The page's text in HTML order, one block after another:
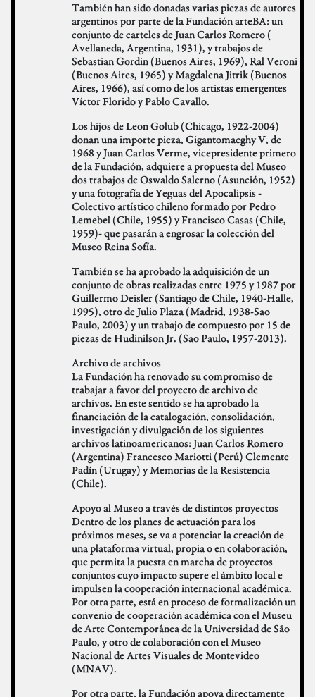
También han sido donadas varias piezas de autores
argentinos por parte de la Fundación arteBA: un
conjunto de carteles de Juan Carlos Romero (
Avellaneda, Argentina, 1931), y trabajos de
Sebastian Gordin (Buenos Aires, 1969), Ral Veroni
(Buenos Aires, 1965) y Magdalena Jitrik (Buenos
Aires, 1966), así como de los artistas emergentes
Víctor Florido y Pablo Cavallo.
Los hijos de Leon Golub (Chicago, 1922-2004)
donan una importe pieza, Gigantomacghy V, de
1968 y Juan Carlos Verme, vicepresidente primero
de la Fundación, adquiere a propuesta del Museo
dos trabajos de Oswaldo Salerno (Asunción, 1952)
y una fotografía de Yeguas del Apocalipsis -
Colectivo artístico chileno formado por Pedro
Lemebel (Chile, 1955) y Francisco Casas (Chile,
1959)- que pasarán a engrosar la colección del
Museo Reina Sofía.
También se ha aprobado la adquisición de un
conjunto de obras realizadas entre 1975 y 1987 por
Guillermo Deisler (Santiago de Chile, 1940-Halle,
1995), otro de Julio Plaza (Madrid, 1938-Sao
Paulo, 2003) y un trabajo de compuesto por 15 de
piezas de Hudinilson Jr. (Sao Paulo, 1957-2013).
Archivo de archivos
La Fundación ha renovado su compromiso de
trabajar a favor del proyecto de archivo de
archivos. En este sentido se ha aprobado la
financiación de la catalogación, consolidación,
investigación y divulgación de los siguientes
archivos latinoamericanos: Juan Carlos Romero
(Argentina) Francesco Mariotti (Perú) Clemente
Padín (Urugay) y Memorias de la Resistencia
(Chile).
Apoyo al Museo a través de distintos proyectos
Dentro de los planes de actuación para los
próximos meses, se va a potenciar la creación de
una plataforma virtual, propia o en colaboración,
que permita la puesta en marcha de proyectos
conjuntos cuyo impacto supere el ámbito local e
impulsen la cooperación internacional académica.
Por otra parte, está en proceso de formalización un
convenio de cooperación académica con el Museu
de Arte Contemporânea de la Universidad de São
Paulo, y otro de colaboración con el Museo
Nacional de Artes Visuales de Montevideo
(MNAV).
Por otra parte, la Fundación apoya directamente